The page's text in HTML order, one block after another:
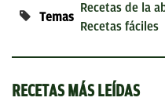
Temas
Recetas de la
Recetas fáciles
RECETAS MÁS LEÍDAS